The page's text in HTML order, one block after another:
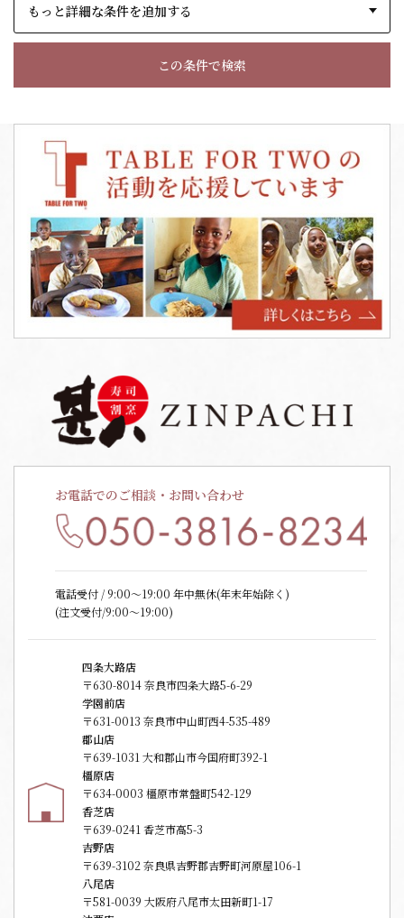
もっと詳細な条件を追加する
この条件で検索
お電話でのご相談・お問い合わせ
電話受付 / 9:00〜19:00 年中無休(年末年始除く)
(注文受付/9:00～19:00)
四条大路店
〒630-8014 奈良市四条大路5-6-29
学園前店
〒631-0013 奈良市中山町西4-535-489
郡山店
〒639-1031 大和郡山市今国府町392-1
橿原店
〒634-0003 橿原市常盤町542-129
香芝店
〒639-0241 香芝市高5-3
吉野店
〒639-3102 奈良県吉野郡吉野町河原屋106-1
八尾店
〒581-0039 大阪府八尾市太田新町1-17